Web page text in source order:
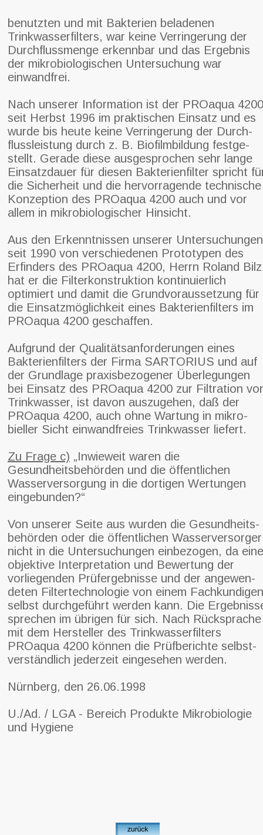
benutzten und mit Bakterien beladenen
Trinkwasserfilters, war keine Verringerung der
Durchflussmenge erkennbar und das Ergebnis
der mikrobiologischen Untersuchung war
einwandfrei.
Nach unserer Information ist der PROaqua 4200
seit Herbst 1996 im praktischen Einsatz und es
wurde bis heute keine Verringerung der Durch-
flussleistung durch z. B. Biofilmbildung festge-
stellt. Gerade diese ausgesprochen sehr lange
Einsatzdauer für diesen Bakterienfilter spricht
die Sicherheit und die hervorragende technische
Konzeption des PROaqua 4200 auch und vor
allem in mikrobiologischer Hinsicht.
Aus den Erkenntnissen unserer Untersuchungen
seit 1990 von verschiedenen Prototypen des
Erfinders des PROaqua 4200, Herrn Roland
hat er die Filterkonstruktion kontinuierlich
optimiert und damit die Grundvoraussetzung für
die Einsatzmöglichkeit eines Bakterienfilters im
PROaqua 4200 geschaffen.
Aufgrund der Qualitätsanforderungen eines
Bakterienfilters der Firma SARTORIUS und auf
der Grundlage praxisbezogener Überlegungen
bei Einsatz des PROaqua 4200 zur Filtration
Trinkwasser, ist davon auszugehen, daß der
PROaqua 4200, auch ohne Wartung in mikro-
bieller Sicht einwandfreies Trinkwasser liefert.
Zu Frage c) „Inwieweit waren die
Gesundheitsbehörden und die öffentlichen
Wasserversorgung in die dortigen Wertungen
eingebunden?“
Von unserer Seite aus wurden die Gesundheits-
behörden oder die öffentlichen Wasserversorger
nicht in die Untersuchungen einbezogen, da eine
objektive Interpretation und Bewertung der
vorliegenden Prüfergebnisse und der angewen-
deten Filtertechnologie von einem Fachkundigen
selbst durchgeführt werden kann. Die
sprechen im übrigen für sich. Nach Rücksprache
mit dem Hersteller des Trinkwasserfilters
PROaqua 4200 können die Prüfberichte selbst-
verständlich jederzeit eingesehen werden.
Nürnberg, den 26.06.1998
U./Ad. / LGA - Bereich Produkte Mikrobiologie
und Hygiene